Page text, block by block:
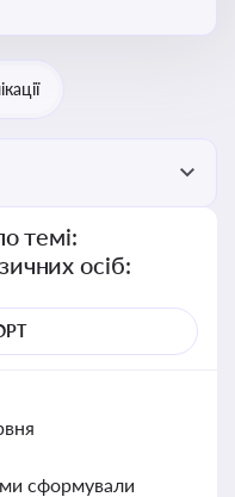
темі:
осіб:
ми сформували